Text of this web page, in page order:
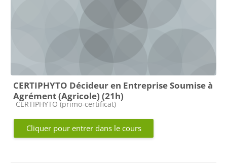
CERTIPHYTO Décideur en Entreprise Soumise à
Agrément (Agricole) (21h)
Catégorie de cours
CERTIPHYTO (primo-certificat)
Cliquer pour entrer dans le cours